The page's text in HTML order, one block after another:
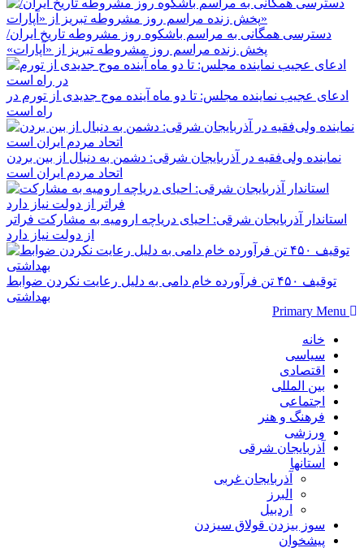
دسترسی همگانی به مراسم باشکوه روز مشروطه تاریخ ایران/
پخش زنده مراسم روز مشروطه تبریز از «آپارات»
ادعای عجیب نماینده مجلس: تا دو ماه آینده موج جدیدی از تورم در
راه است
نماینده ولی‌فقیه در آذربایجان شرقی: دشمن به دنبال از بین بردن
اتحاد مردم ایران است
استاندار آذربایجان شرقی: احیای دریاچه ارومیه به مشارکت فراتر
از دولت نیاز دارد
توقیف ۴۵۰ تن فرآورده خام دامی به دلیل رعایت نکردن ضوابط
بهداشتی
Primary Menu
خانه
سیاسی
اقتصادی
بین المللی
اجتماعی
فرهنگ و هنر
ورزشی
آذربایجان شرقی
استانها
آذربایجان غربی
البرز
اردبیل
سوز بیزدن قولاق سیزدن
پیشخوان